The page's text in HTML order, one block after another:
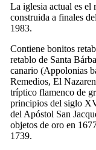
La iglesia actual es el
construida a finales
1983.
Contiene bonitos
retablo de Santa
canario (Appolonias
Remedios, El
tríptico flamenco de
principios del siglo
del Apóstol San
objetos de oro en
1739.